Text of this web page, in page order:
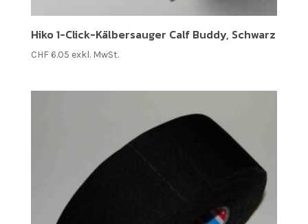
Hiko 1-Click-Kälbersauger Calf Buddy, Schwarz
CHF6.05 exkl. MwSt.